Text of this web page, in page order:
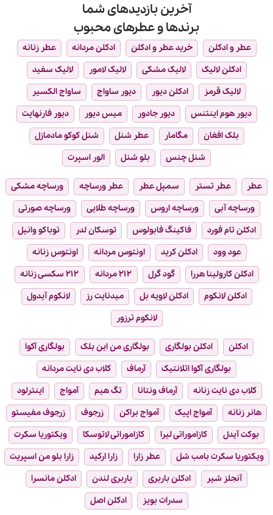
آخرین بازدیدهای شما
برندها و عطرهای محبوب
عطر و ادکلن خرید عطر و ادکلن ادکلن مردانه
عطر زنانه
ادکلن لالیک
لالیک مشکی لالیک لامور
لالیک سفید
لالیک قرمز
ادکلن دیور دیور ساواج
ساواج الکسیر
دیور هوم اینتنس
دیور جادور میس دیور
دیور فارنهایت
بلک افغان
مگامار عطر شنل
شنل کوکو مادمازل
شنل چنس
بلو شنل الور اسپرت
عطر عطر تستر سمپل عطر عطر ورساچه
ورساچه مشکی
ورساچه آبی
ورساچه اروس ورساچه طلایی
ورساچه صورتی
ادکلن تام فورد
فاکینگ فابولوس توسکان لدر
توباکو وانیل
عود وود
ادکلن کرید اونتوس مردانه
اونتوس زنانه
ادکلن کارولینا هررا
گود گرل ۲۱۲ مردانه
۲۱۲ سکسی زنانه
ادکلن لانکوم
ادکلن لاویه بل میدنایت رز
لانکوم آیدول
لانکوم ترزور
ادکلن ادکلن بولگاری بولگاری من این بلک
بولگاری آکوا
بولگاری آکوا اتلانتیک
آرماف
کلاب دی نایت مردانه
کلاب دی نایت زنانه
آرماف ونتانا تگ هیم آمواج
اینترلود
هانر زنانه
آمواج اپیک آمواج براکن زرجوف
زرجوف مفیستو
بوکت آیدل
کازاموراتی لیرا کازاموراتی لاتوسکا
ویکتوریا سکرت
ویکتوریا سکرت بامب شل
عطر زارا زارا ارکید
زارا بلو من اسپریت
آنجلز شیر
ادکلن باربری باربری لندن
ادکلن مانسرا
سدرات بویز
ادکلن اصل